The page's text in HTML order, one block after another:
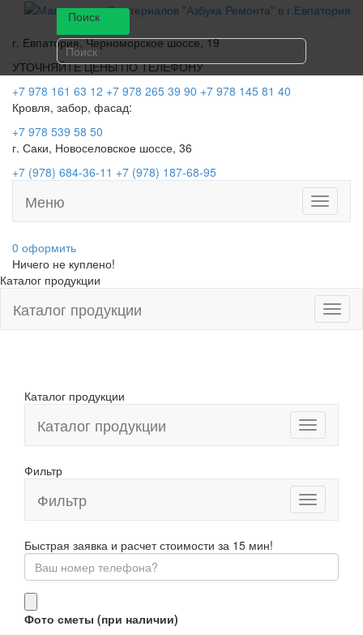
Поиск
г. Евпатория, Черноморское шоссе, 19
УТОЧНЯЙТЕ ЦЕНЫ ПО ТЕЛЕФОНУ
+7 978 161 63 12 +7 978 265 39 90 +7 978 145 81 40
Кровля, забор, фасад:
+7 978 539 58 50
г. Саки, Новоселовское шоссе, 36
+7 (978) 684-36-11 +7 (978) 187-68-95
Toggle
Меню
0 оформить
Ничего не куплено!
Каталог продукции
Каталог продукции
Каталог продукции
Каталог продукции
Фильтр
Toggle
navigation
Фильтр
Быстрая заявка и расчет стоимости за 15 мин!
Фото сметы (при наличии)